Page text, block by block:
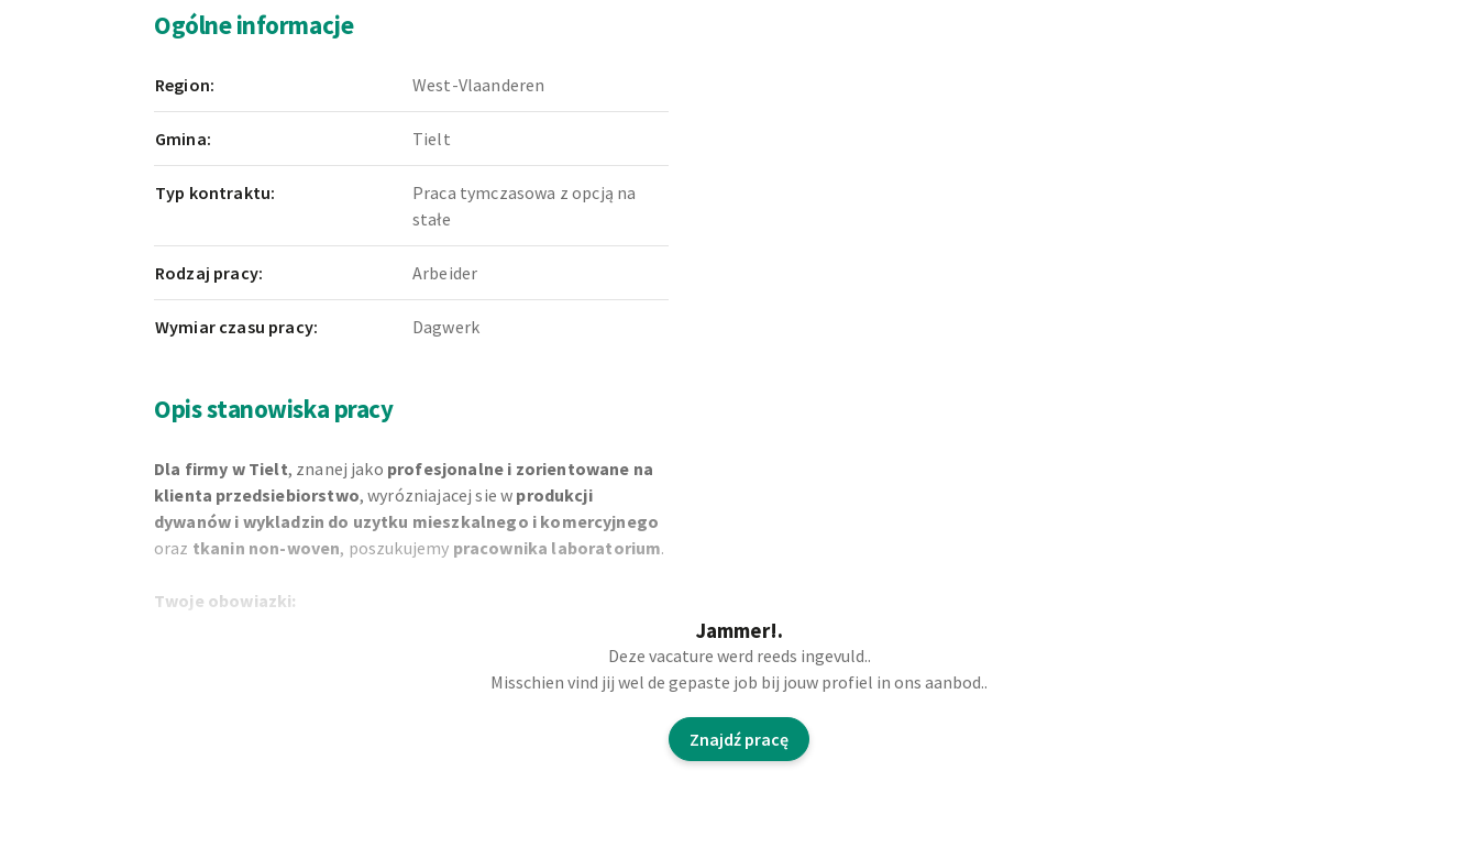
Ogólne informacje
Region: West-Vlaanderen
Gmina: Tielt
Typ kontraktu:
Praca tymczasowa z opcją na
stałe
Rodzaj pracy: Arbeider
Wymiar czasu pracy: Dagwerk
Opis stanowiska pracy
Dla firmy w Tielt, znanej jako profesjonalne i zorientowane na
klienta przedsiebiorstwo, wyrózniajacej sie w produkcji
dywanów i wykladzin do uzytku mieszkalnego i komercyjnego
oraz tkanin non-woven, poszukujemy pracownika laboratorium.
Twoje obowiazki:
Jammer!.
Deze vacature werd reeds ingevuld..
Misschien vind jij wel de gepaste job bij jouw profiel in ons aanbod..
Znajdź pracę